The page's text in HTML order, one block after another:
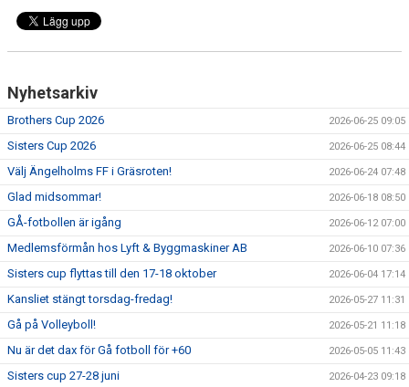
Nyhetsarkiv
Brothers Cup 2026 2026-06-25 09:05
Sisters Cup 2026 2026-06-25 08:44
Välj Ängelholms FF i Gräsroten! 2026-06-24 07:48
Glad midsommar! 2026-06-18 08:50
GÅ-fotbollen är igång 2026-06-12 07:00
Medlemsförmån hos Lyft & Byggmaskiner AB 2026-06-10 07:36
Sisters cup flyttas till den 17-18 oktober 2026-06-04 17:14
Kansliet stängt torsdag-fredag! 2026-05-27 11:31
Gå på Volleyboll! 2026-05-21 11:18
Nu är det dax för Gå fotboll för +60 2026-05-05 11:43
Sisters cup 27-28 juni 2026-04-23 09:18